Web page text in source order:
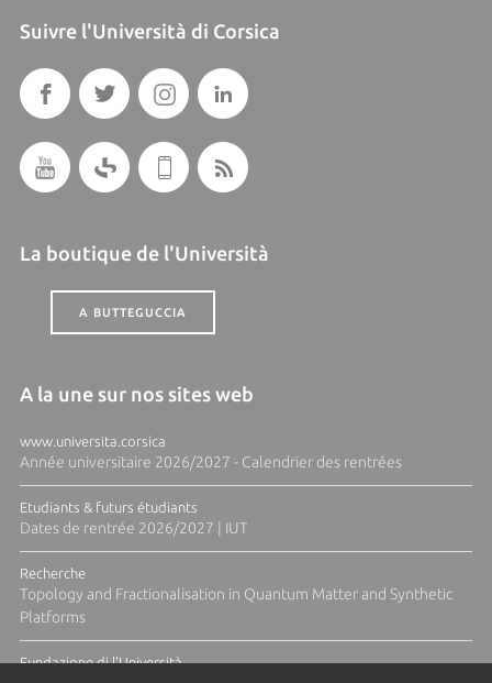
Suivre l'Università di Corsica
La boutique de l'Università
A BUTTEGUCCIA
A la une sur nos sites web
www.universita.corsica
Année universitaire 2026/2027 - Calendrier des rentrées
Etudiants & futurs étudiants
Dates de rentrée 2026/2027 | IUT
Recherche
Topology and Fractionalisation in Quantum Matter and Synthetic
Platforms
Fundazione di l'Università